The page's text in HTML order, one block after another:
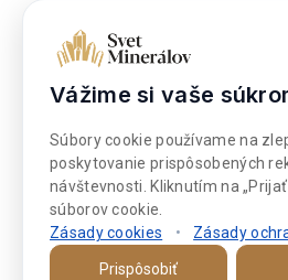
Dokumenty
Súbory cookies
Platba a doprava
Vážime si vaše
Súbory cookie používame na
poskytovanie prispôsobených
návštevnosti. Kliknutím na
súborov cookie.
Zásady cookies
• Zásady
Prispôsobiť